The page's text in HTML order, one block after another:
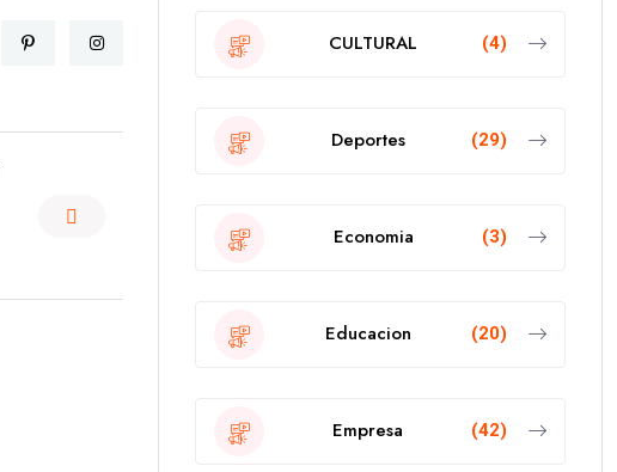
CULTURAL (4)
Deportes (29)
Economia (3)
Educacion (20)
Empresa (42)